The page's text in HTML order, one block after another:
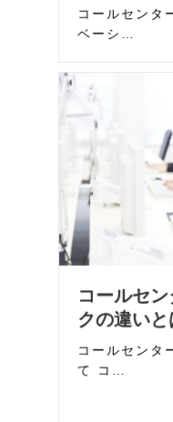
コールセンタ
ベーシ…
コールセ
クの違いと
コールセンタ
て コ…